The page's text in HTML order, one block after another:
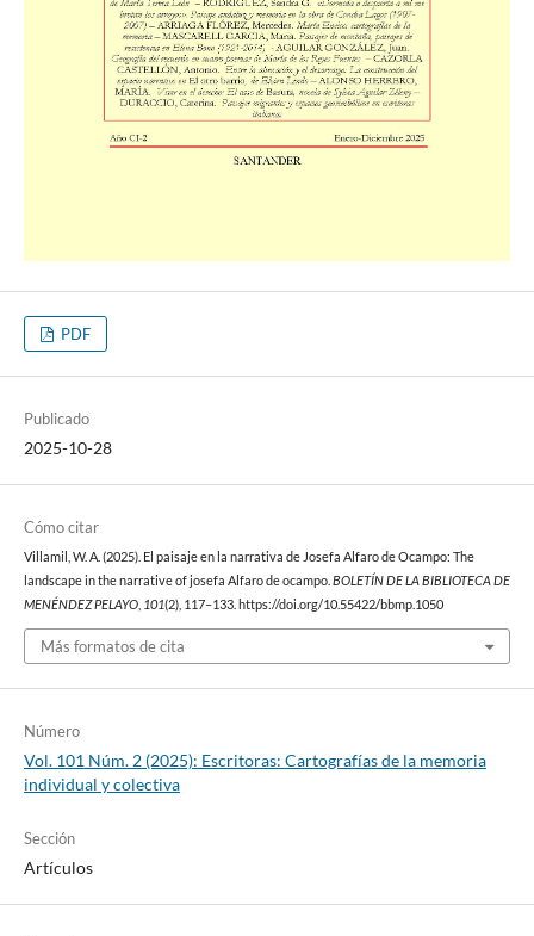
PDF
Publicado
2025-10-28
Cómo citar
Villamil, W. A. (2025). El paisaje en la narrativa de Josefa Alfaro de Ocampo: The
landscape in the narrative of josefa Alfaro de ocampo. BOLETÍN DE LA BIBLIOTECA DE
MENÉNDEZ PELAYO, 101(2), 117–133. https://doi.org/10.55422/bbmp.1050
Más formatos de cita
Número
Vol. 101 Núm. 2 (2025): Escritoras: Cartografías de la memoria
individual y colectiva
Sección
Artículos